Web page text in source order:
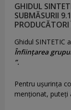
GHIDUL
SUBMĂSURII
PRODUCĂTORI
Ghidul SINTETIC
Înființarea
”.
Pentru uşurinţa
menţionat, puteţi